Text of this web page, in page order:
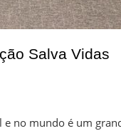
Salva Vidas
no mundo é um